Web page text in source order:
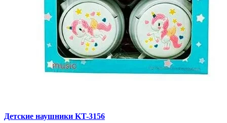
Детские наушники KT-3156